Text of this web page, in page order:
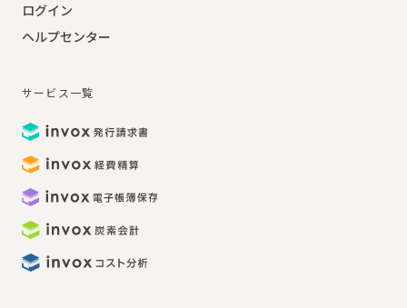
ログイン
ヘルプセンター
サービス一覧